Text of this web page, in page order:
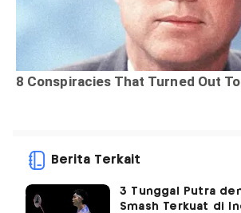
Berita Terkait
3 Tunggal Putra
Smash Terkuat di